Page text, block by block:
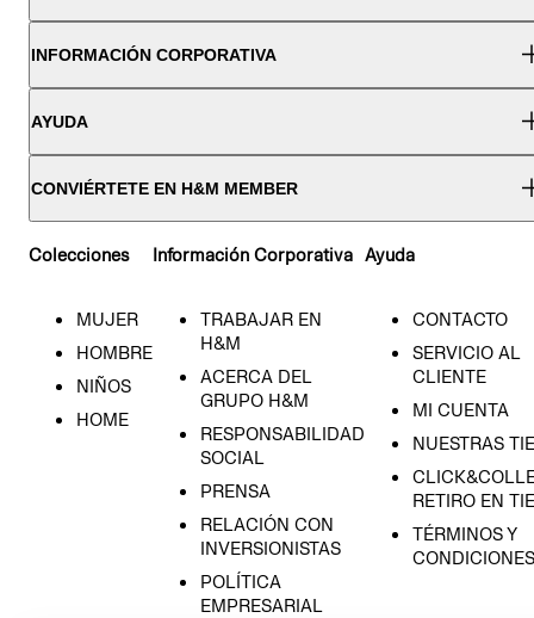
INFORMACIÓN CORPORATIVA
AYUDA
CONVIÉRTETE EN H&M MEMBER
Colecciones
MUJER
HOMBRE
NIÑOS
HOME
Información Corporativa
TRABAJAR EN
H&M
ACERCA DEL
GRUPO H&M
RESPONSABILIDAD
SOCIAL
PRENSA
RELACIÓN CON
INVERSIONISTAS
POLÍTICA
EMPRESARIAL
Ayuda
CONTACTO
SERVICIO AL
CLIENTE
MI CUENTA
NUESTRAS
RETIRO EN
TÉRMINOS Y
CONDICIONES